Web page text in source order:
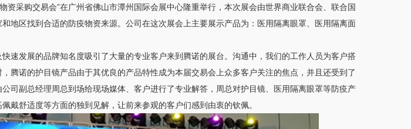
资采购交易会”在广州省佛山市潭州国际会展中心隆重举行，本次展会由世界商业联合会、联合国
地区找到合适的防疫物资来源。公司在这次展会上主要展示产品为：医用隔离眼罩、医用隔离面
速发展的品牌知名度吸引了大量的专业客户来到腾诺的展台。沟通中，我们的工作人员为客户搭
腾诺的护目镜产品由于其优良的产品特性成为本届交易会上众多客户关注的焦点，并且还受到了
司副总经理周总到场给现场媒体、客户进行了专业解答，周总对护目镜、医用隔离眼罩等防疫产
戴舒适度等方面的独到见解，让前来参观的客户们感到由衷的钦佩。